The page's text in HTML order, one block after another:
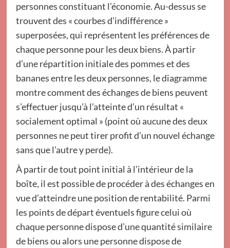
personnes constituant l’économie. Au-dessus se
trouvent des « courbes d’indifférence »
superposées, qui représentent les préférences de
chaque personne pour les deux biens. À partir
d’une répartition initiale des pommes et des
bananes entre les deux personnes, le diagramme
montre comment des échanges de biens peuvent
s’effectuer jusqu’à l’atteinte d’un résultat «
socialement optimal » (point où aucune des deux
personnes ne peut tirer profit d’un nouvel échange
sans que l’autre y perde).
À partir de tout point initial à l’intérieur de la
boîte, il est possible de procéder à des échanges en
vue d’atteindre une position de rentabilité. Parmi
les points de départ éventuels figure celui où
chaque personne dispose d’une quantité similaire
de biens ou alors une personne dispose de